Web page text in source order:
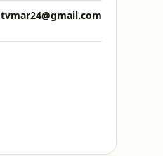
tvmar24@gmail.com